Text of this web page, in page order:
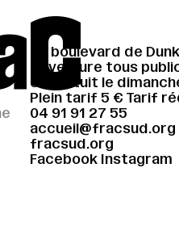
C
20 boulevard de
Ouverture tous
et gratuit le
Plein tarif 5 € Tarif
04 91 91 27 55
accueil@fracsud.org
fracsud.org
Facebook Instagram